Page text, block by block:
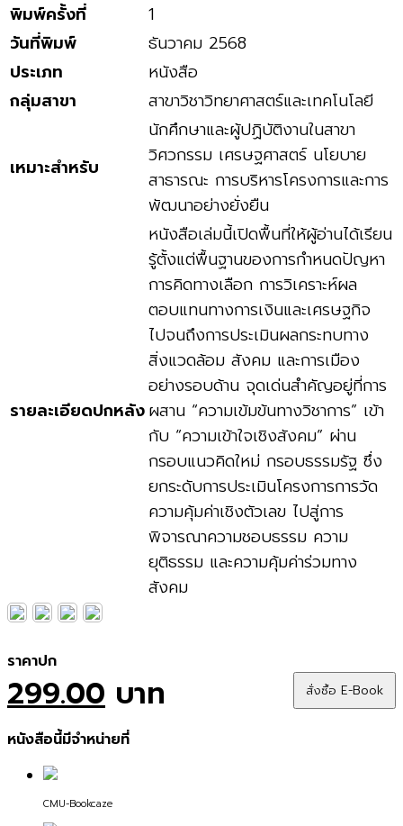
พิมพ์ครั้งที่
1
วันที่พิมพ์
ธันวาคม 2568
ประเภท
หนังสือ
กลุ่มสาขา
สาขาวิชาวิทยาศาสตร์และเทคโนโลยี
เหมาะสำหรับ
นักศึกษาและผู้ปฏิบัติงานในสาขา
วิศวกรรม เศรษฐศาสตร์ นโยบาย
สาธารณะ การบริหารโครงการและการ
พัฒนาอย่างยั่งยืน
รายละเอียดปกหลัง
หนังสือเล่มนี้เปิดพื้นที่ให้ผู้อ่านได้เรียน
รู้ตั้งแต่พื้นฐานของการกำหนดปัญหา
การคิดทางเลือก การวิเคราะห์ผล
ตอบแทนทางการเงินและเศรษฐกิจ
ไปจนถึงการประเมินผลกระทบทาง
สิ่งแวดล้อม สังคม และการเมือง
อย่างรอบด้าน จุดเด่นสำคัญอยู่ที่การ
ผสาน “ความเข้มข้นทางวิชาการ” เข้า
กับ “ความเข้าใจเชิงสังคม” ผ่าน
กรอบแนวคิดใหม่ กรอบธรรมรัฐ ซึ่ง
ยกระดับการประเมินโครงการการวัด
ความคุ้มค่าเชิงตัวเลข ไปสู่การ
พิจารณาความชอบธรรม ความ
ยุติธรรม และความคุ้มค่าร่วมทาง
สังคม
ราคาปก
299.00 บาท สั่งซื้อ E-Book
หนังสือนี้มีจำหน่ายที่
CMU-Bookcaze